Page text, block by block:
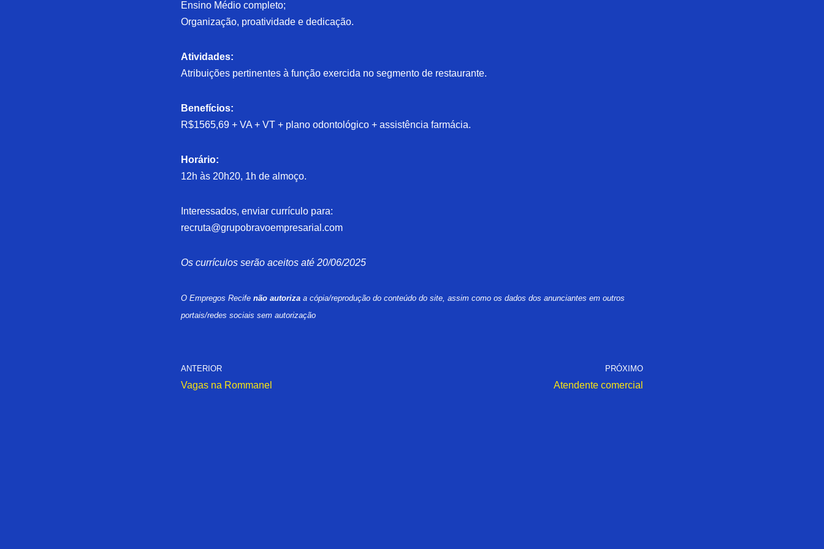
Ensino Médio completo;
Organização, proatividade e dedicação.
Atividades:
Atribuições pertinentes à função exercida no segmento de restaurante.
Benefícios:
R$1565,69 + VA + VT + plano odontológico + assistência farmácia.
Horário:
12h às 20h20, 1h de almoço.
Interessados, enviar currículo para:
recruta@grupobravoempresarial.com
Os currículos serão aceitos até 20/06/2025
O Empregos Recifenão autoriza a cópia/reprodução do conteúdo do site, assim como os dados dos anunciantes em outros
portais/redes sociais sem autorização
ANTERIOR
Vagas na Rommanel
PRÓXIMO
Atendente comercial